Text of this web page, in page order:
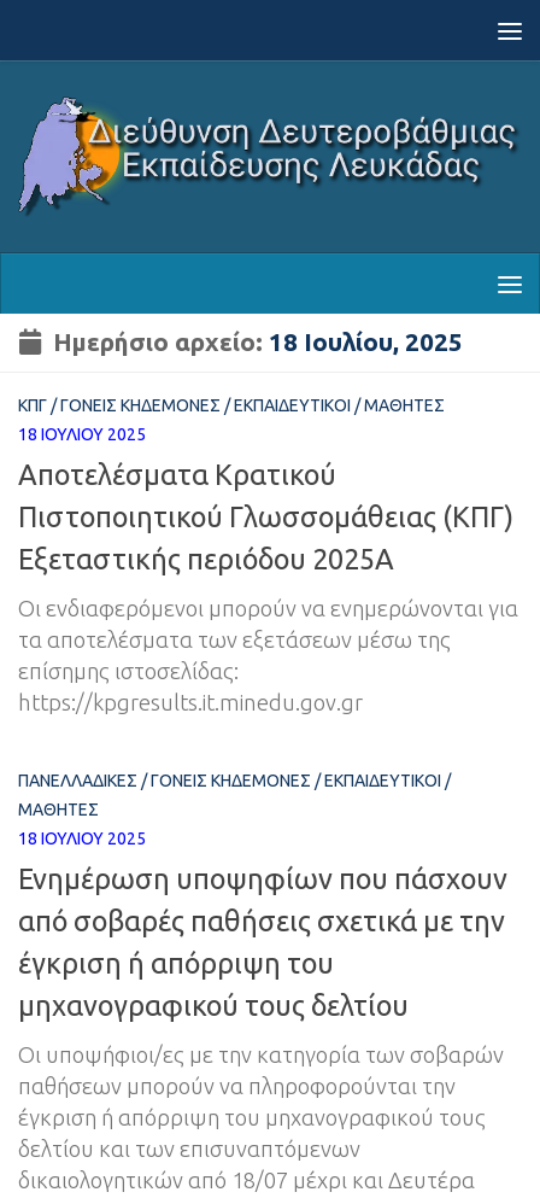
Ημερήσιο αρχείο: 18 Ιουλίου, 2025
ΚΠΓ /ΓΟΝΕΊΣ ΚΗΔΕΜΌΝΕΣ /ΕΚΠΑΙΔΕΥΤΙΚΟΊ /ΜΑΘΗΤΈΣ
18 ΙΟΥΛΊΟΥ 2025
Αποτελέσματα Κρατικού
Πιστοποιητικού Γλωσσομάθειας (ΚΠΓ)
Εξεταστικής περιόδου 2025Α
Οι ενδιαφερόμενοι μπορούν να ενημερώνονται για
τα αποτελέσματα των εξετάσεων μέσω της
επίσημης ιστοσελίδας:
https://kpgresults.it.minedu.gov.gr
ΠΑΝΕΛΛΑΔΙΚΈΣ /ΓΟΝΕΊΣ ΚΗΔΕΜΌΝΕΣ /ΕΚΠΑΙΔΕΥΤΙΚΟΊ /
ΜΑΘΗΤΈΣ
18 ΙΟΥΛΊΟΥ 2025
Ενημέρωση υποψηφίων που πάσχουν
από σοβαρές παθήσεις σχετικά με την
έγκριση ή απόρριψη του
μηχανογραφικού τους δελτίου
Οι υποψήφιοι/ες με την κατηγορία των σοβαρών
παθήσεων μπορούν να πληροφορούνται την
έγκριση ή απόρριψη του μηχανογραφικού τους
δελτίου και των επισυναπτόμενων
δικαιολογητικών από 18/07 μέχρι και Δευτέρα